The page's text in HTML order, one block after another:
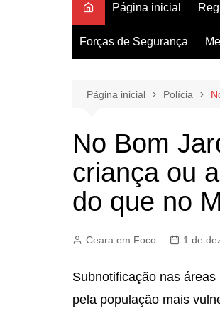
Página inicial
Forças de Segurança
Página inicial Polícia
No Bom
criança ou
do que no
Ceara em Foco 1 de
Subnotificação nas
pela população mais